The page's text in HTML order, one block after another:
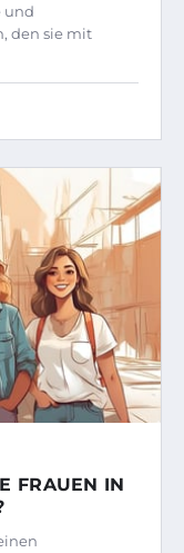
und
den sie mit
FRAUEN IN